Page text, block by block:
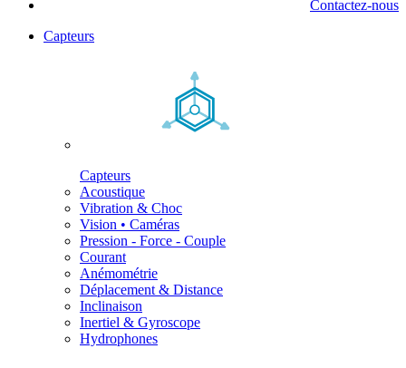
Contactez-nous
Capteurs
Capteurs
Acoustique
Vibration & Choc
Vision • Caméras
Pression - Force - Couple
Courant
Anémométrie
Déplacement & Distance
Inclinaison
Inertiel & Gyroscope
Hydrophones